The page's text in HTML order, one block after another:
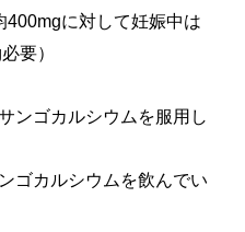
400mgに対して妊娠中は
必要）
ンゴカルシウムを服用し
ゴカルシウムを飲んでい